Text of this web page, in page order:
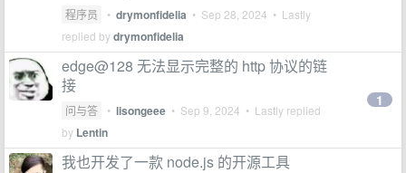
程序员 • drymonfidelia • Sep 28, 2024 • Lastly
replied bydrymonfidelia
edge@128 无法显示完整的 http 协议的链
接
问与答 • lisongeee • Sep 9, 2024 • Lastly replied
by Lentin
1
我也开发了一款 node.js 的开源工具